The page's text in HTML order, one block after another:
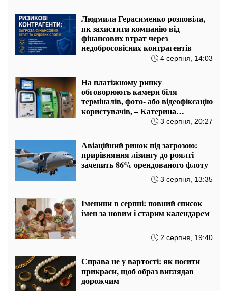
Людмила Герасименко розповіла,
як захистити компанію від
фінансових втрат через
недобросовісних контрагентів
4 серпня, 14:03
На платіжному ринку
обговорюють камери біля
терміналів, фото- або відеофіксацію
користувачів, – Катерина
3 серпня, 20:27
Авіаційний ринок під загрозою:
прирівняння лізингу до роялті
зачепить 86% орендованого флоту
3 серпня, 13:35
Іменини в серпні: повний список
імен за новим і старим календарем
2 серпня, 19:40
Справа не у вартості: як носити
прикраси, щоб образ виглядав
дорожчим